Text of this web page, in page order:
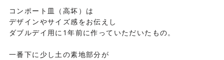
コンポート皿（高坏）は
デザインやサイズ感をお伝えし
ダブルデイ用に1年前に作っていただいたもの。
一番下に少し土の素地部分が